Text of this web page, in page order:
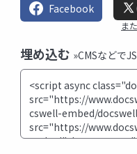
Facebook
ま
埋め込む »CMSなどで